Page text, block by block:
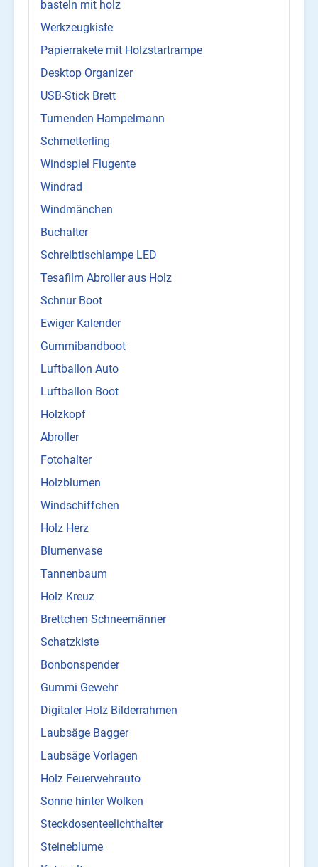
basteln mit holz
Werkzeugkiste
Papierrakete mit Holzstartrampe
Desktop Organizer
USB-Stick Brett
Turnenden Hampelmann
Schmetterling
Windspiel Flugente
Windrad
Windmänchen
Buchalter
Schreibtischlampe LED
Tesafilm Abroller aus Holz
Schnur Boot
Ewiger Kalender
Gummibandboot
Luftballon Auto
Luftballon Boot
Holzkopf
Abroller
Fotohalter
Holzblumen
Windschiffchen
Holz Herz
Blumenvase
Tannenbaum
Holz Kreuz
Brettchen Schneemänner
Schatzkiste
Bonbonspender
Gummi Gewehr
Digitaler Holz Bilderrahmen
Laubsäge Bagger
Laubsäge Vorlagen
Holz Feuerwehrauto
Sonne hinter Wolken
Steckdosenteelichthalter
Steineblume